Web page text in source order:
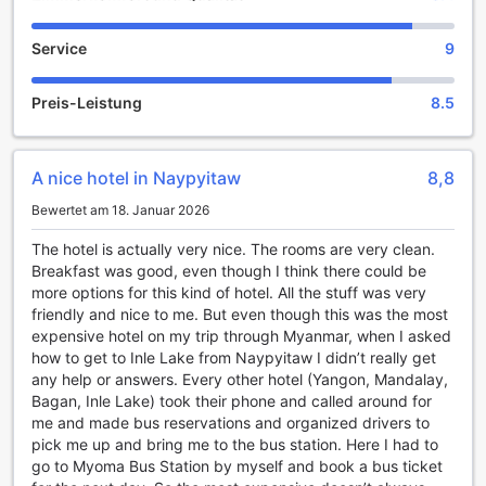
Das Emerald Palace Hotel in Nay Pyi Taw bietet seinen
Gästen eine Vielzahl an Unterhaltungsmöglichkeiten, die
den Aufenthalt zu einem unvergesslichen Erlebnis machen.
Die stilvolle Bar des Hotels lädt dazu ein, in entspannter
köstliches Getränk zu genießen. Hier können Sie den Tag
bei einem Glas Wein ausklingen lassen oder neue
Bekanntschaften schließen, während Sie die erlesene
Auswahl an Getränken probieren.
Für Naturliebhaber bietet der wunderschöne Garten des
Hotels eine Oase der Ruhe und Erholung. Hier können Sie
inmitten von üppigem Grün und bunten Blumen
entspannen, spazieren gehen oder einfach die friedliche
Umgebung genießen. Zudem steht den Gästen ein
gemeinschaftlicher Lounge- und TV-Bereich zur Verfügung,
wo Sie sich mit anderen Gästen treffen, Spiele spielen oder
einen Filmabend verbringen können. Abgerundet wird das
Angebot durch einen Geschenkeladen, in dem Sie
Souvenirs und lokale Handwerkskunst erwerben können,
um die Erinnerungen an Ihren Aufenthalt festzuhalten. Das
Emerald Palace Hotel sorgt somit für ein umfassendes
Service 9
Preis-Leistung 8.5
A nice hotel in Naypyitaw 8,8
Bewertet am 18. Januar 2026
The hotel is actually very nice. The rooms are very clean.
Breakfast was good, even though I think there could be
more options for this kind of hotel. All the stuff was very
friendly and nice to me. But even though this was the most
expensive hotel on my trip through Myanmar, when I asked
how to get to Inle Lake from Naypyitaw I didn’t really get
any help or answers. Every other hotel (Yangon, Mandalay,
Bagan, Inle Lake) took their phone and called around for
me and made bus reservations and organized drivers to
pick me up and bring me to the bus station. Here I had to
go to Myoma Bus Station by myself and book a bus ticket